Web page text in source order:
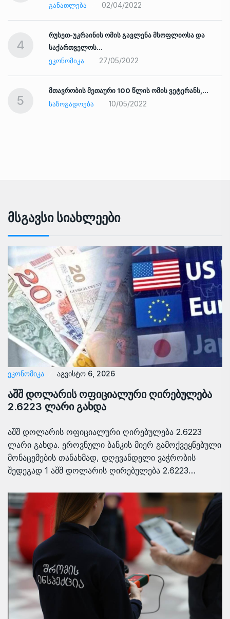
ᲒᲐᲜᲐᲗᲚᲔᲑᲐ
02/04/2022
4
რუსეთ-უკრაინის ომის გავლენა მსოფლიოსა და
საქართველოს…
ᲔᲙᲝᲜᲝᲛᲘᲙᲐ
27/05/2022
5
მთავრობის მეთაური 100 წლის ომის ვეტერანს,…
ᲡᲐᲖᲝᲒᲐᲓᲝᲔᲑᲐ
10/05/2022
Მსგავსი Სიახლეები
ᲔᲙᲝᲜᲝᲛᲘᲙᲐ აგვისტო 6, 2026
აშშ დოლარის ოფიციალური ღირებულება
2.6223 ლარი გახდა
აშშ დოლარის ოფიციალური ღირებულება 2.6223
ლარი გახდა. ეროვნული ბანკის მიერ გამოქვეყნებული
მონაცემების თანახმად, დღევანდელი ვაჭრობის
შედეგად 1 აშშ დოლარის ღირებულება 2.6223…